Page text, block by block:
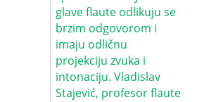
glave flaute odlikuju se
brzim odgovorom i
imaju odličnu
projekciju zvuka i
intonaciju. Vladislav
Stajević, profesor flaute